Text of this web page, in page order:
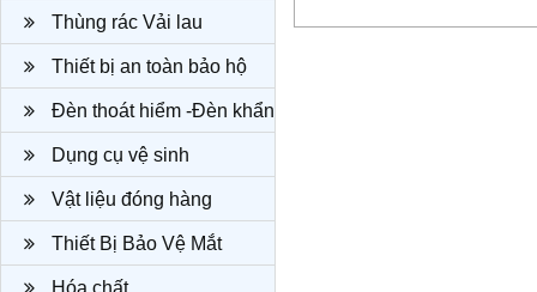
Thùng rác Vải lau
Thiết bị an toàn bảo hộ
Đèn thoát hiểm -Đèn khẩn
cấpDụng cụ vệ sinh
Vật liệu đóng hàng
Thiết Bị Bảo Vệ Mắt
Hóa chất